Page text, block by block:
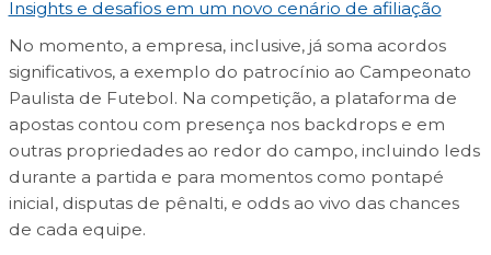
Insights e desafios em um novo cenário de afiliação
No momento, a empresa, inclusive, já soma acordos
significativos, a exemplo do patrocínio ao Campeonato
Paulista de Futebol. Na competição, a plataforma de
apostas contou com presença nos backdrops e em
outras propriedades ao redor do campo, incluindo leds
durante a partida e para momentos como pontapé
inicial, disputas de pênalti, e odds ao vivo das chances
de cada equipe.